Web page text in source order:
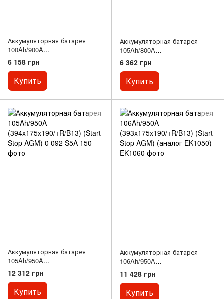
Аккумуляторная батарея
100Ah/900A
(353x175x190/+R/B13) Premium
6 158 грн
Купить
Аккумуляторная батарея
105Ah/800A
(329x174x237/+L/B01)
6 362 грн
Купить
Аккумуляторная батарея
105Ah/950A
(394x175x190/+R/B13) (Start-
Stop AGM)
12 312 грн
Купить
Аккумуляторная батарея
106Ah/950A
(393x175x190/+R/B13) (Start-
Stop AGM) (аналог EK1050)
11 428 грн
Купить